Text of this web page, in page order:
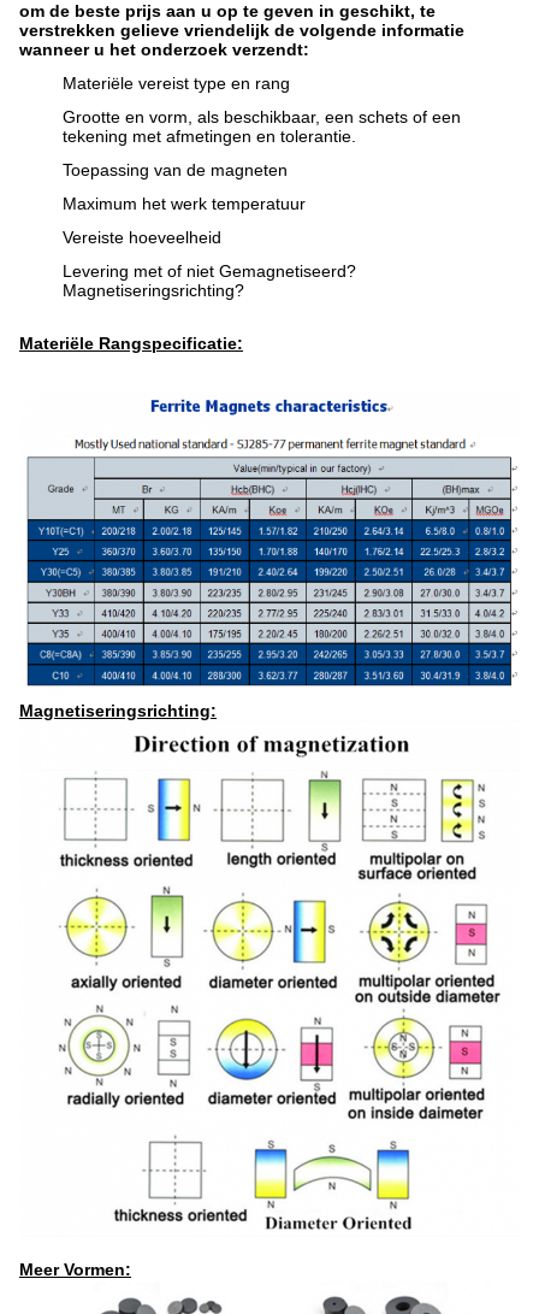
om de beste prijs aan u op te geven in geschikt, te
verstrekken gelieve vriendelijk de volgende informatie
wanneer u het onderzoek verzendt:
Materiële vereist type en rang
Grootte en vorm, als beschikbaar, een schets of een
tekening met afmetingen en tolerantie.
Toepassing van de magneten
Maximum het werk temperatuur
Vereiste hoeveelheid
Levering met of niet Gemagnetiseerd?
Magnetiseringsrichting?
Materiële Rangspecificatie:
Magnetiseringsrichting:
Meer Vormen: